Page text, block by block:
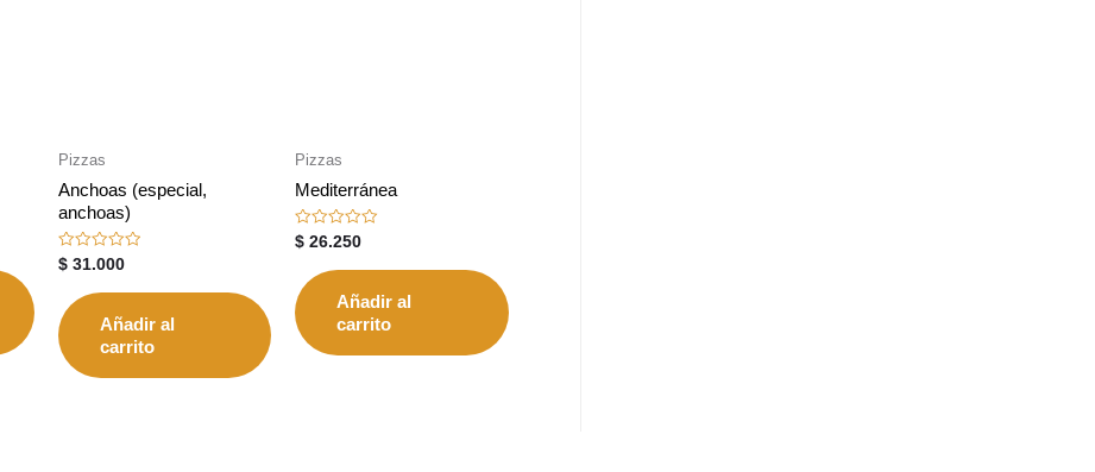
Pizzas
Anchoas (especial,
anchoas)
Valorado
con
de
5
$31.000
Añadir al
carrito
Pizzas
Mediterránea
Valorado
con
de
5
$ 26.250
Añadir al
carrito